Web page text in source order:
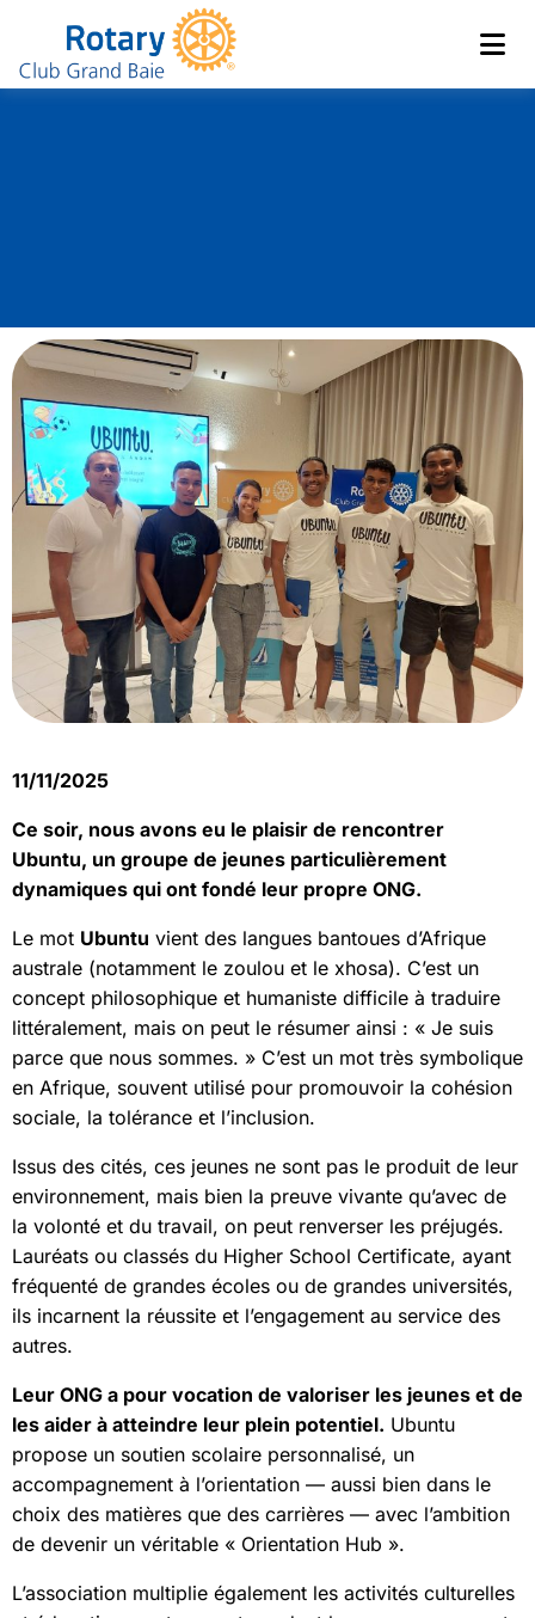
Réunion du Rotary –
Présentation du
groupe Ubuntu
11/11/2025
Ce soir, nous avons eu le plaisir de rencontrer
Ubuntu, un groupe de jeunes particulièrement
dynamiques qui ont fondé leur propre ONG.
Le mot Ubuntu vient des langues bantoues d’Afrique
australe (notamment le zoulou et le xhosa). C’est un
concept philosophique et humaniste difficile à traduire
littéralement, mais on peut le résumer ainsi : « Je suis
parce que nous sommes. » C’est un mot très symbolique
en Afrique, souvent utilisé pour promouvoir la cohésion
sociale, la tolérance et l’inclusion.
Issus des cités, ces jeunes ne sont pas le produit de leur
environnement, mais bien la preuve vivante qu’avec de
la volonté et du travail, on peut renverser les préjugés.
Lauréats ou classés du Higher School Certificate, ayant
fréquenté de grandes écoles ou de grandes universités,
ils incarnent la réussite et l’engagement au service des
autres.
Leur ONG a pour vocation de valoriser les jeunes et de
les aider à atteindre leur plein potentiel. Ubuntu
propose un soutien scolaire personnalisé, un
accompagnement à l’orientation — aussi bien dans le
choix des matières que des carrières — avec l’ambition
de devenir un véritable « Orientation Hub ».
L’association multiplie également les activités culturelles